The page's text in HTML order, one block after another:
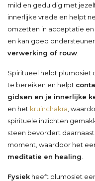
mild en geduldig met
innerlijke vrede en helpt
omzetten in acceptatie
en kan goed
verwerking of rouw
Spiritueel helpt plumosiet
te bereiken en helpt
gidsen en je innerlijke
en het kruinchakra ,
spirituele inzichten
steen bevordert
moment, waardoor het
meditatie en healing
Fysiek heeft plumosiet